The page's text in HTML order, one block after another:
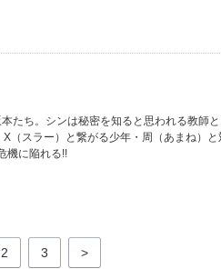
たち。シンは秘密を知ると思われる教師と
（スラー）と繋がる少年・周（あまね）と
機に陥れる!!
2 3 >